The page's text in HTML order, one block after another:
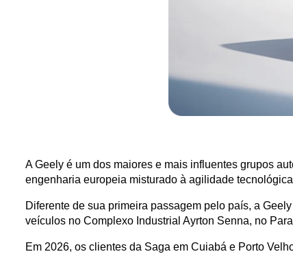
A Geely é um dos maiores e mais influentes grupos
engenharia europeia misturado à agilidade
Diferente de sua primeira passagem pelo país, a
veículos no Complexo Industrial Ayrton Senna, no
Em 2026, os clientes da Saga em Cuiabá e Porto